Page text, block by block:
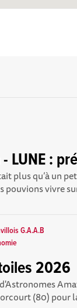
LUNE :
plus qu’à un
pouvions vivre
G.A.A.B
2026
(80) pour